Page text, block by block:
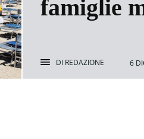
famiglie
DI REDAZIONE 6